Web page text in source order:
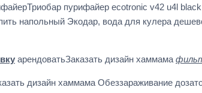
пурифайер ecotronic v42 u4l
напольный Экодар, вода для кулера
арендоватьЗаказать дизайн хаммама
дизайн хаммама Обеззараживание